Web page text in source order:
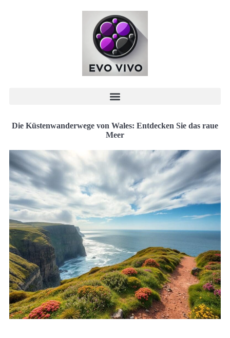
Die Küstenwanderwege von Wales: Entdecken Sie das raue
Meer